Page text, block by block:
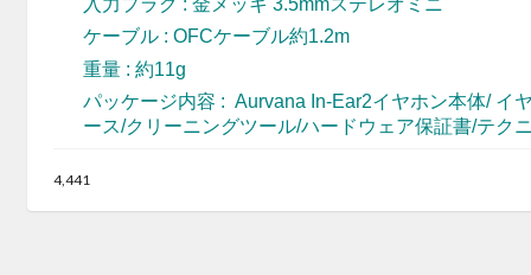
ケーブル : OFCケーブル約1.2m
重量 : 約11g
パッケージ内容 : Aurvana In-Ear2イヤホン本体/ イ
ース/クリーニングツール/ハードウェア保証書/テク
4,441